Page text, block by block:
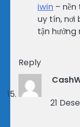
iwin –
uy tín, nơi
tận
Reply
21